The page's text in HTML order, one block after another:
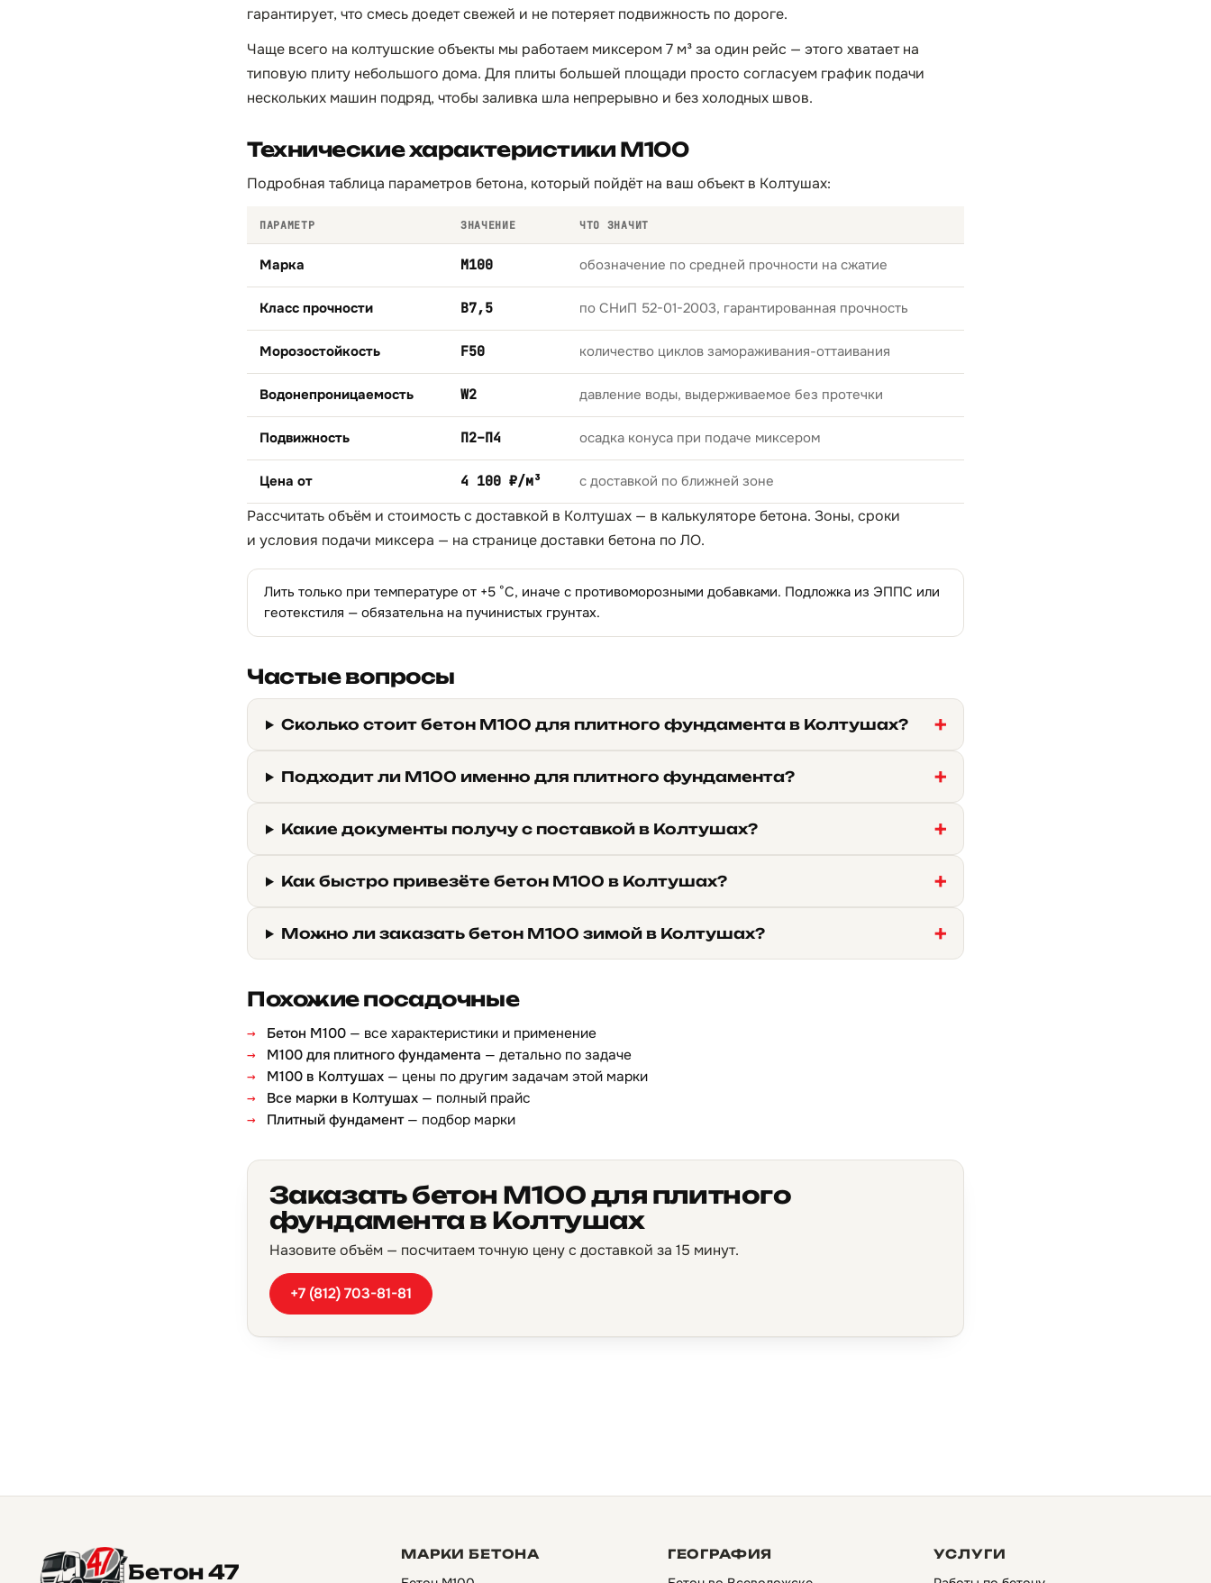
гарантирует, что смесь доедет свежей и не потеряет подвижность по дороге.
Чаще всего на колтушские объекты мы работаем миксером 7 м³ за один рейс — этого хватает на
типовую плиту небольшого дома. Для плиты большей площади просто согласуем график подачи
нескольких машин подряд, чтобы заливка шла непрерывно и без холодных швов.
Технические характеристики М100
Подробная таблица параметров бетона, который пойдёт на ваш объект в Колтушах:
ПАРАМЕТР ЗНАЧЕНИЕ ЧТО ЗНАЧИТ
Марка М100 обозначение по средней прочности на сжатие
Класс прочности B7,5 по СНиП 52-01-2003, гарантированная прочность
Морозостойкость F50 количество циклов замораживания-оттаивания
Водонепроницаемость W2 давление воды, выдерживаемое без протечки
Подвижность П2–П4 осадка конуса при подаче миксером
Цена от 4 100 ₽/м³ с доставкой по ближней зоне
Рассчитать объём и стоимость с доставкой в Колтушах — в калькуляторе бетона. Зоны, сроки
и условия подачи миксера — на страницедоставки бетона по ЛО.
Лить только при температуре от +5 °C, иначе с противоморозными добавками. Подложка из ЭППС или
геотекстиля — обязательна на пучинистых грунтах.
Частые вопросы
Сколько стоит бетон М100 для плитного фундамента в Колтушах?
Подходит ли М100 именно для плитного фундамента?
Какие документы получу с поставкой в Колтушах?
Как быстро привезёте бетон М100 в Колтушах?
Можно ли заказать бетон М100 зимой в Колтушах?
Похожие посадочные
Бетон М100 — все характеристики и применение
М100 для плитного фундамента — детально по задаче
М100 в Колтушах — цены по другим задачам этой марки
Все марки в Колтушах — полный прайс
Плитный фундамент— подбор марки
Заказать бетон М100 для плитного
фундамента в Колтушах
Назовите объём — посчитаем точную цену с доставкой за 15 минут.
+7 (812) 703-81-81
Бетон 47
МАРКИ БЕТОНА ГЕОГРАФИЯ УСЛУГИ